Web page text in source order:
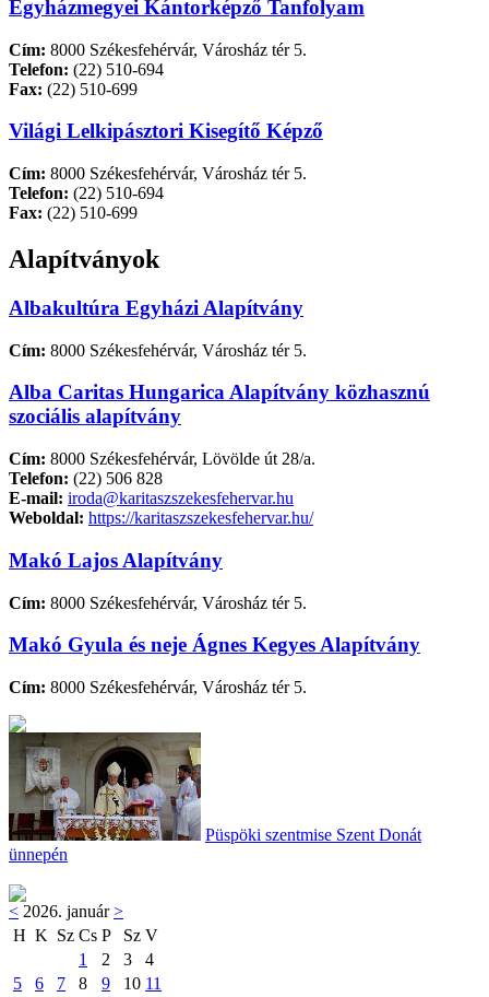
Egyházmegyei Kántorképző Tanfolyam
Cím: 8000 Székesfehérvár, Városház tér 5.
Telefon: (22) 510-694
Fax: (22) 510-699
Világi Lelkipásztori Kisegítő Képző
Cím: 8000 Székesfehérvár, Városház tér 5.
Telefon: (22) 510-694
Fax: (22) 510-699
Alapítványok
Albakultúra Egyházi Alapítvány
Cím: 8000 Székesfehérvár, Városház tér 5.
Alba Caritas Hungarica Alapítvány közhasznú
szociális alapítvány
Cím: 8000 Székesfehérvár, Lövölde út 28/a.
Telefon: (22) 506 828
E-mail: iroda@karitaszszekesfehervar.hu
Weboldal: https://karitaszszekesfehervar.hu/
Makó Lajos Alapítvány
Cím: 8000 Székesfehérvár, Városház tér 5.
Makó Gyula és neje Ágnes Kegyes Alapítvány
Cím: 8000 Székesfehérvár, Városház tér 5.
Püspöki szentmise Szent Donát
ünnepén
< 2026. január>
H K Sz Cs P Sz V
1
2 3
4
5
6 7 8 9 10 11